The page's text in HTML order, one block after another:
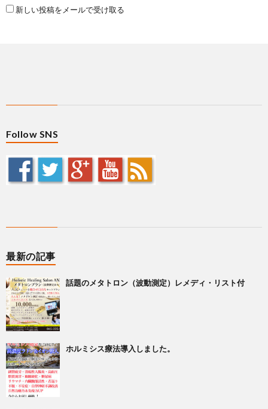
新しい投稿をメールで受け取る
Follow SNS
最新の記事
話題のメタトロン（波動測定）レメディ・リスト付
ホルミシス療法導入しました。